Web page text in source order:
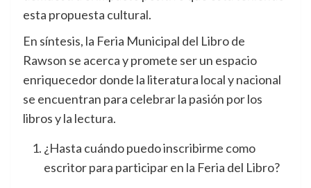
esta propuesta cultural.
En síntesis, la Feria Municipal del Libro de
Rawson se acerca y promete ser un espacio
enriquecedor donde la literatura local y nacional
se encuentran para celebrar la pasión por los
libros y la lectura.
¿Hasta cuándo puedo inscribirme como
escritor para participar en la Feria del Libro?